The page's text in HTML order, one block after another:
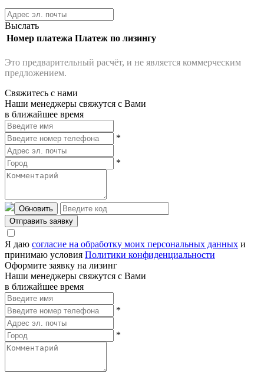
Выслать
Номер платежа Платеж по лизингу
Это предварительный расчёт, и не является коммерческим
предложением.
Свяжитесь с нами
Наши менеджеры свяжутся с Вами
в ближайшее время
*
*
Обновить
Отправить заявку
Я даю согласие на обработку моих персональных данных и
принимаю условия Политики конфиденциальности
Оформите заявку на лизинг
Наши менеджеры свяжутся с Вами
в ближайшее время
*
*